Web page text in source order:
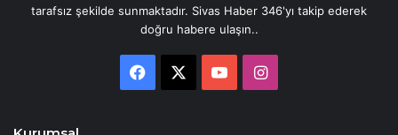
tarafsız şekilde sunmaktadır. Sivas Haber 346'yı takip ederek
doğru habere ulaşın..
Facebook YouTubeInstagram